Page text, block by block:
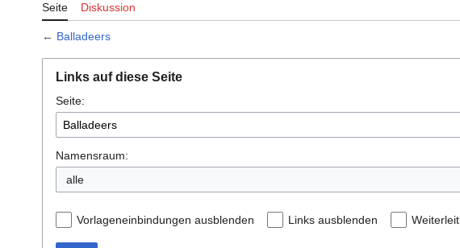
Seite Diskussion
← Balladeers
Links auf diese Seite
Seite:
Namensraum:
alle
Vorlageneinbindungen ausblenden Links ausblenden